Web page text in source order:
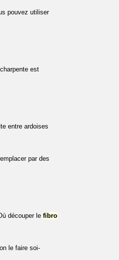
pouvez utiliser
est
entre ardoises
par des
découper le fibro
le faire soi-